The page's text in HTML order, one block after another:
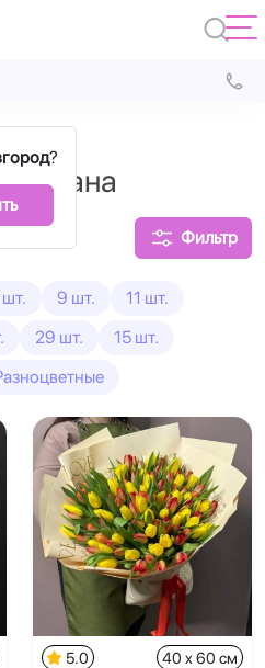
?
Фильтр
9 шт.
11 шт.
29 шт.
15 шт.
5.0 40 x 60 см